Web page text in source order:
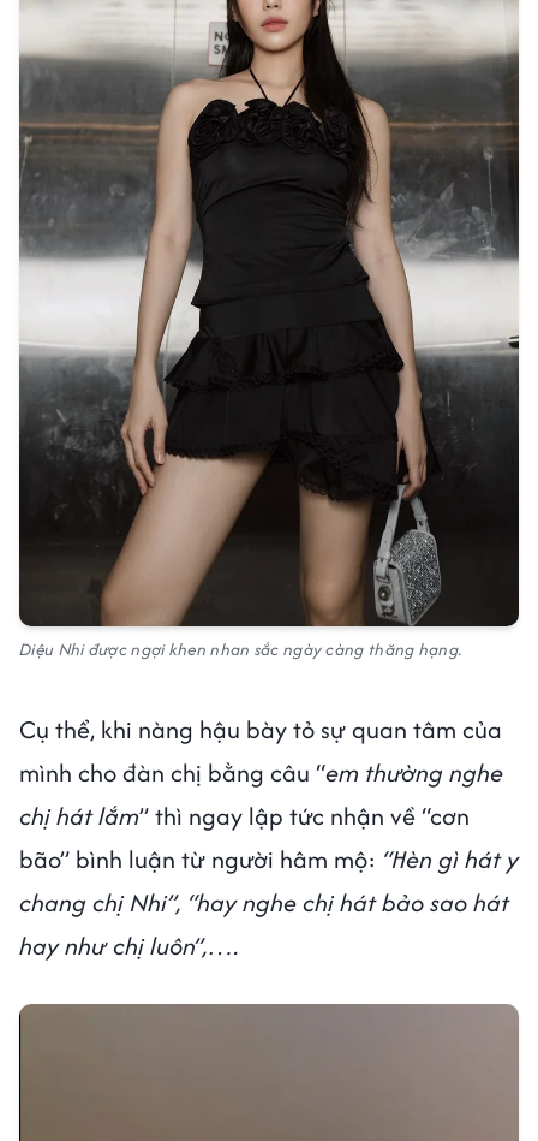
Diệu Nhi được ngợi khen nhan sắc ngày càng thăng hạng.
Cụ thể, khi nàng hậu bày tỏ sự quan tâm của
mình cho đàn chị bằng câu “em thường nghe
chị hát lắm” thì ngay lập tức nhận về “cơn
bão” bình luận từ người hâm mộ: “Hèn gì hát y
chang chị Nhi”, “hay nghe chị hát bảo sao hát
hay như chị luôn”,….